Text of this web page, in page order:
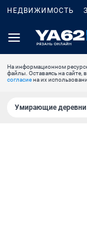
НЕДВИЖИМОСТЬ
На информационном
файлы. Оставаясь на сайте,
согласиена их
Умирающие деревни